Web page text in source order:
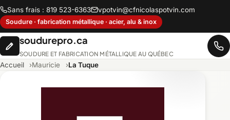
Sans frais : 819 523-6363 vpotvin@cfnicolaspotvin.com
Soudure · fabrication métallique · acier, alu & inox
soudurepro.ca
SOUDURE ET FABRICATION MÉTALLIQUE AU QUÉBEC
Accueil Mauricie La Tuque